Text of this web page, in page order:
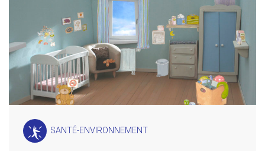
SANTÉ-ENVIRONNEMENT